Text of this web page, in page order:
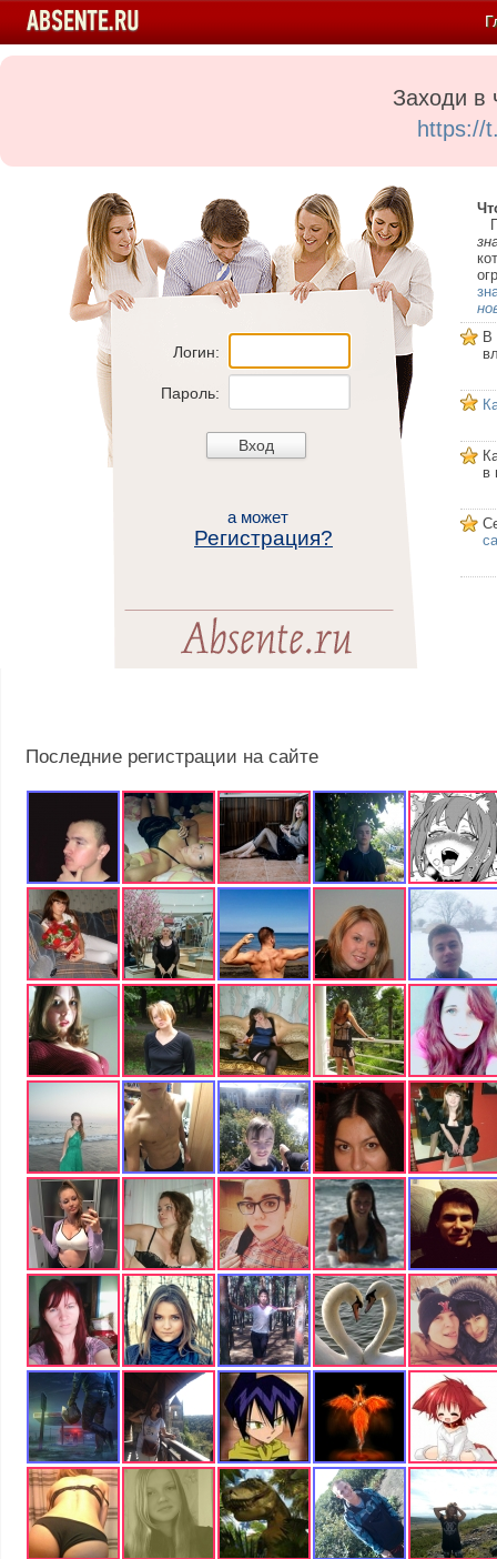
Заходи в
https://
Логин:
Пароль:
а может
Регистрация?
В
в
Последние регистрации на сайте